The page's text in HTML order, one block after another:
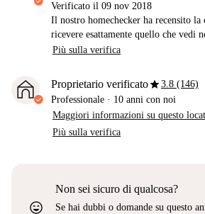
Verificato il 09 nov 2018
Il nostro homechecker ha recensito la
ricevere esattamente quello che vedi
Più sulla verifica
Proprietario verificatostar3.8 (146)
Professionale · 10 anni con noi
Maggiori informazioni su questo
Più sulla verifica
sentiment_very_satisfied
Non sei sicuro di qualcosa?
Se hai dubbi o domande su questo